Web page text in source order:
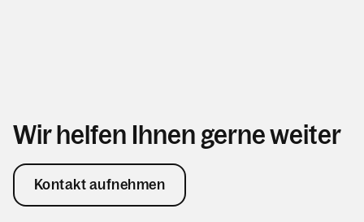
Wir helfen Ihnen gerne weiter
Kontakt aufnehmen